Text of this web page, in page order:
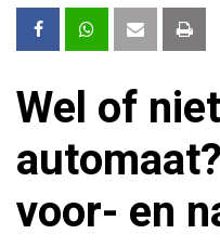
Wel of
voor- en